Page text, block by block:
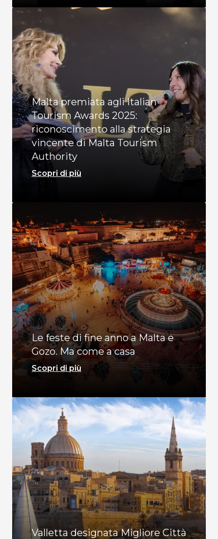
Malta premiata agli Italian
Tourism Awards 2025:
riconoscimento alla strategia
vincente di Malta Tourism
Authority
Scopri di più
Le feste di fine anno a Malta e
Gozo. Ma come a casa
Scopri di più
Valletta designata Migliore Città